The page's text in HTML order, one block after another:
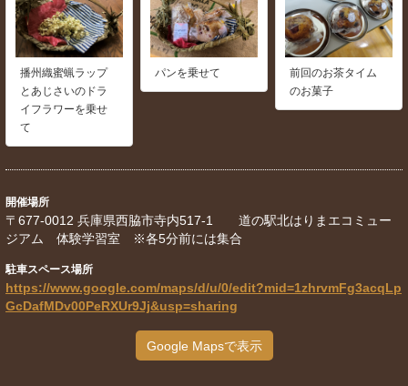
播州織蜜蝋ラップ
とあじさいのドラ
イフラワーを乗せ
て
パンを乗せて
前回のお茶タイム
のお菓子
開催場所
〒677-0012 兵庫県西脇市寺内517-1 道の駅北はりまエコミュー
ジアム 体験学習室 ※各5分前には集合
駐車スペース場所
https://www.google.com/maps/d/u/0/edit?mid=1zhrvmFg3acqLp
GcDafMDv00PeRXUr9Jj&usp=sharing
Google Mapsで表示